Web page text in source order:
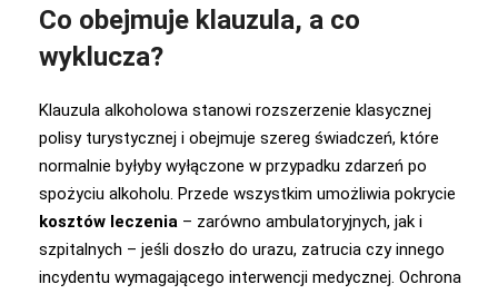
Co obejmuje klauzula, a co
wyklucza?
Klauzula alkoholowa stanowi rozszerzenie klasycznej
polisy turystycznej i obejmuje szereg świadczeń, które
normalnie byłyby wyłączone w przypadku zdarzeń po
spożyciu alkoholu. Przede wszystkim umożliwia pokrycie
kosztów leczenia – zarówno ambulatoryjnych, jak i
szpitalnych – jeśli doszło do urazu, zatrucia czy innego
incydentu wymagającego interwencji medycznej. Ochrona